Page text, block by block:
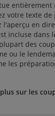
entièrement
votre texte
l'aperçu en
incluse dans
des
ou le
les
sur les